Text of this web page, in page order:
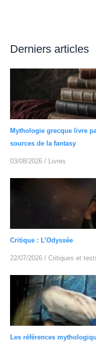
Derniers articles
Mythologie grecque livre
sources de la fantasy
03/08/2026 / Livres
Critique : L’Odyssée
22/07/2026 / Critiques et
Les références